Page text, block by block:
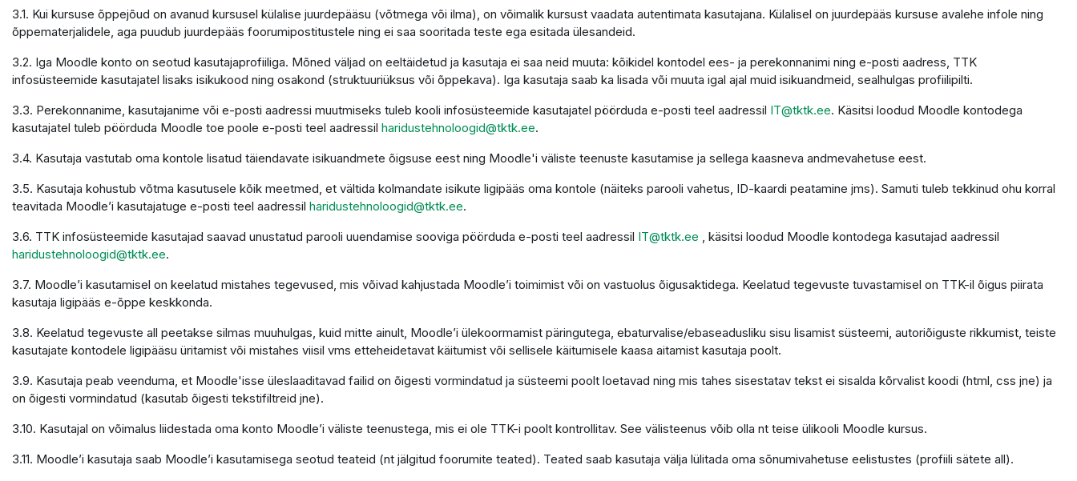
3.1. Kui kursuse õppejõud on avanud kursusel külalise juurdepääsu (võtmega või ilma), on võimalik kursust vaadata autentimata kasutajana. Külalisel on juurdepääs kursuse avalehe infole ning
õppematerjalidele, aga puudub juurdepääs foorumipostitustele ning ei saa sooritada teste ega esitada ülesandeid.
3.2. Iga Moodle konto on seotud kasutajaprofiiliga. Mõned väljad on eeltäidetud ja kasutaja ei saa neid muuta: kõikidel kontodel ees- ja perekonnanimi ning e-posti aadress, TTK
infosüsteemide kasutajatel lisaks isikukood ning osakond (struktuuriüksus või õppekava). Iga kasutaja saab ka lisada või muuta igal ajal muid isikuandmeid, sealhulgas profiilipilti.
3.3. Perekonnanime, kasutajanime või e-posti aadressi muutmiseks tuleb kooli infosüsteemide kasutajatel pöörduda e-posti teel aadressil IT@tktk.ee. Käsitsi loodud Moodle kontodega
kasutajatel tuleb pöörduda Moodle toe poole e-posti teel aadressil haridustehnoloogid@tktk.ee.
3.4. Kasutaja vastutab oma kontole lisatud täiendavate isikuandmete õigsuse eest ning Moodle'i väliste teenuste kasutamise ja sellega kaasneva andmevahetuse eest.
3.5. Kasutaja kohustub võtma kasutusele kõik meetmed, et vältida kolmandate isikute ligipääs oma kontole (näiteks parooli vahetus, ID-kaardi peatamine jms). Samuti tuleb tekkinud ohu korral
teavitada Moodle’i kasutajatuge e-posti teel aadressil haridustehnoloogid@tktk.ee.
3.6. TTK infosüsteemide kasutajad saavad unustatud parooli uuendamise sooviga pöörduda e-posti teel aadressil IT@tktk.ee , käsitsi loodud Moodle kontodega kasutajad aadressil
haridustehnoloogid@tktk.ee.
3.7. Moodle’i kasutamisel on keelatud mistahes tegevused, mis võivad kahjustada Moodle’i toimimist või on vastuolus õigusaktidega. Keelatud tegevuste tuvastamisel on TTK-il õigus piirata
kasutaja ligipääs e-õppe keskkonda.
3.8. Keelatud tegevuste all peetakse silmas muuhulgas, kuid mitte ainult, Moodle’i ülekoormamist päringutega, ebaturvalise/ebaseadusliku sisu lisamist süsteemi, autoriõiguste rikkumist, teiste
kasutajate kontodele ligipääsu üritamist või mistahes viisil vms etteheidetavat käitumist või sellisele käitumisele kaasa aitamist kasutaja poolt.
3.9. Kasutaja peab veenduma, et Moodle'isse üleslaaditavad failid on õigesti vormindatud ja süsteemi poolt loetavad ning mis tahes sisestatav tekst ei sisalda kõrvalist koodi (html, css jne) ja
on õigesti vormindatud (kasutab õigesti tekstifiltreid jne).
3.10. Kasutajal on võimalus liidestada oma konto Moodle’i väliste teenustega, mis ei ole TTK-i poolt kontrollitav. See välisteenus võib olla nt teise ülikooli Moodle kursus.
3.11. Moodle’i kasutaja saab Moodle’i kasutamisega seotud teateid (nt jälgitud foorumite teated). Teated saab kasutaja välja lülitada oma sõnumivahetuse eelistustes (profiili sätete all).